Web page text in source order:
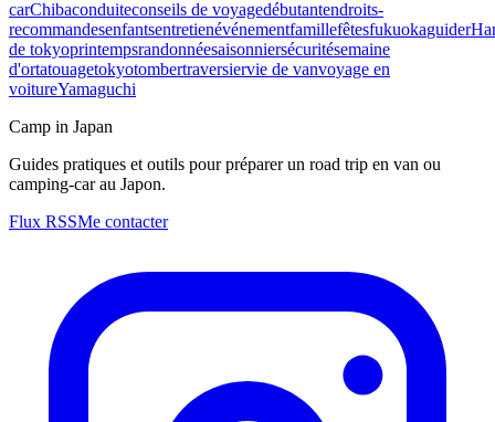
carChibaconduiteconseils de voyagedébutantendroits-
recommandesenfantsentretienévénementfamillefêtesfukuokaguider
de tokyoprintempsrandonnéesaisonniersécuritésemaine
d'ortatouagetokyotombertraversiervie de vanvoyage en
voitureYamaguchi
Camp in Japan
Guides pratiques et outils pour préparer un road trip en van ou
camping-car au Japon.
Flux RSSMe contacter